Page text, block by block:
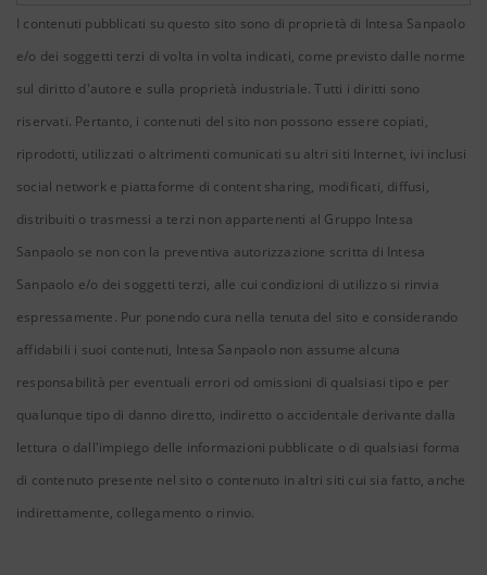
I contenuti pubblicati su questo sito sono di proprietà di Intesa Sanpaolo
e/o dei soggetti terzi di volta in volta indicati, come previsto dalle norme
sul diritto d'autore e sulla proprietà industriale. Tutti i diritti sono
riservati. Pertanto, i contenuti del sito non possono essere copiati,
riprodotti, utilizzati o altrimenti comunicati su altri siti Internet, ivi inclusi
social network e piattaforme di content sharing, modificati, diffusi,
distribuiti o trasmessi a terzi non appartenenti al Gruppo Intesa
Sanpaolo se non con la preventiva autorizzazione scritta di Intesa
Sanpaolo e/o dei soggetti terzi, alle cui condizioni di utilizzo si rinvia
espressamente. Pur ponendo cura nella tenuta del sito e considerando
affidabili i suoi contenuti, Intesa Sanpaolo non assume alcuna
responsabilità per eventuali errori od omissioni di qualsiasi tipo e per
qualunque tipo di danno diretto, indiretto o accidentale derivante dalla
lettura o dall'impiego delle informazioni pubblicate o di qualsiasi forma
di contenuto presente nel sito o contenuto in altri siti cui sia fatto, anche
indirettamente, collegamento o rinvio.